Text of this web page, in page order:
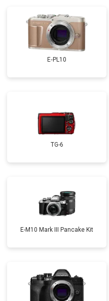
E‑PL10
TG-6
E-M10 Mark III Pancake Kit